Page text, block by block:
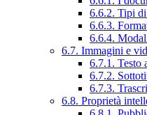
6.6.2. Tipi
6.6.3.
6.6.4.
6.7. Immagini e
6.7.1. Testo
6.7.2.
6.7.3.
6.8. Proprietà